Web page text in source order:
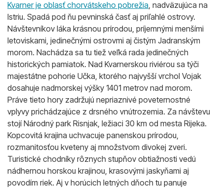
Kvarner je oblasť chorvátskeho pobrežia, nadväzujúca na
Istriu. Spadá pod ňu pevninská časť aj priľahlé ostrovy.
Návštevníkov láka krásnou prírodou, príjemnými menšími
letoviskami, jedinečnými ostrovmi aj čistým Jadranským
morom. Nachádza sa tu tiež veľká rada jedinečných
historických pamiatok. Nad Kvarnerskou riviérou sa týči
majestátne pohorie Učka, ktorého najvyšší vrchol Vojak
dosahuje nadmorskej výšky 1401 metrov nad morom.
Práve tieto hory zadržujú nepriaznivé poveternostné
vplyvy prichádzajúce z drsného vnútrozemia. Za návštevu
stojí Národný park Risnjak, ležiaci 30 km od mesta Rijeka.
Kopcovitá krajina uchvacuje panenskou prírodou,
rozmanitosťou kveteny aj množstvom divokej zveri.
Turistické chodníky rôznych stupňov obtiažnosti vedú
nádhernou horskou krajinou, krasovými jaskyňami aj
povodím riek. Aj v horúcich letných dňoch tu panuje